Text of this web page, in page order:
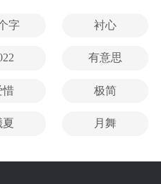
字 衬心
有意思
惜 极简
夏 月舞